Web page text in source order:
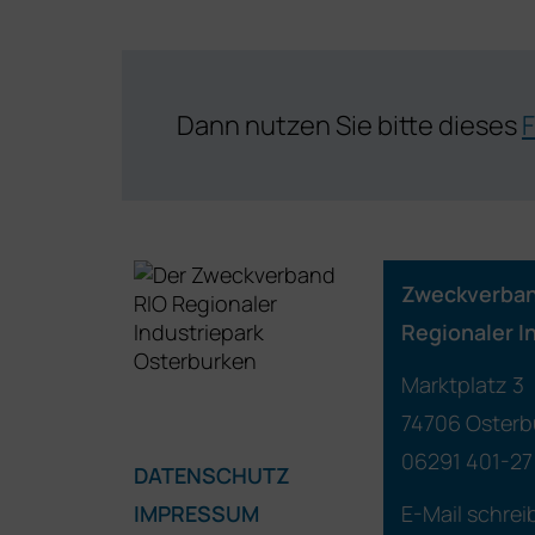
Dann nutzen Sie bitte dieses
DATENSCHUTZ
IMPRESSUM
Regionaler
Marktplatz 3
74706
06291 401-27
E-Mail